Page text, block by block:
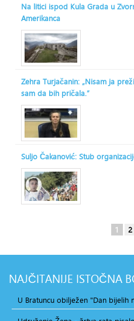
Na litici ispod Kula Grada u
Amerikanca
Zehra Turjačanin: „Nisam ja
sam da bih pričala.“
Suljo Čakanović: Stub
1 2
NAJČITANIJE ISTOČNA
U Bratuncu obilježen "Dan bijelih